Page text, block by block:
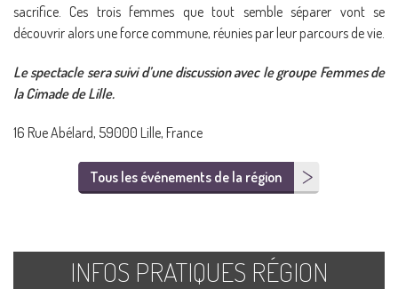
sacrifice. Ces trois femmes que tout semble séparer vont se
découvrir alors une force commune, réunies par leur parcours de vie.
Le spectacle sera suivi d’une discussion avec le groupe Femmes de
la Cimade de Lille.
16 Rue Abélard, 59000 Lille, France
Tous les événements de la région
INFOS PRATIQUES RÉGION